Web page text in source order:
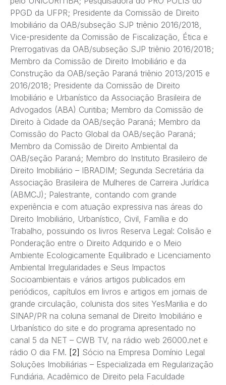
PPGD da UFPR; Presidente da Comissão de Direito
Imobiliário da OAB/subseção SJP triênio 2016/2018,
Vice-presidente da Comissão de Fiscalização, Ética e
Prerrogativas da OAB/subseção SJP triênio 2016/2018;
Membro da Comissão de Direito Imobiliário e da
Construção da OAB/seção Paraná triênio 2013/2015 e
2016/2018; Presidente da Comissão de Direito
Imobiliário e Urbanístico da Associação Brasileira de
Advogados (ABA) Curitiba; Membro da Comissão de
Direito à Cidade da OAB/seção Paraná; Membro da
Comissão do Pacto Global da OAB/seção Paraná;
Membro da Comissão de Direito Ambiental da
OAB/seção Paraná; Membro do Instituto Brasileiro de
Direito Imobiliário – IBRADIM; Segunda Secretária da
Associação Brasileira de Mulheres de Carreira Jurídica
(ABMCJ); Palestrante, contando com grande
experiência e com atuação expressiva nas áreas do
Direito Imobiliário, Urbanístico, Civil, Família e do
Trabalho, possuindo os livros Reserva Legal: Colisão e
Ponderação entre o Direito Adquirido e o Meio
Ambiente Ecologicamente Equilibrado e Licenciamento
Ambiental Irregularidades e Seus Impactos
Socioambientais e vários artigos publicados em
periódicos, capítulos em livros e artigos em jornais de
grande circulação, colunista dos sites YesMarilia e do
SINAP/PR na coluna semanal de Direito Imobiliário e
Urbanístico do site e do programa apresentado no
canal 5 da NET – CWB TV, na rádio web 26000.net e
rádio O dia FM. [2] Sócio na Empresa Domínio Legal
Soluções Imobiliárias – Especializada em Regularização
Fundiária. Acadêmico de Direito pela Faculdade